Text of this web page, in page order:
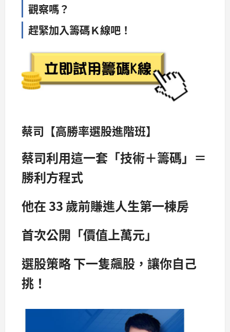
觀察嗎？
趕緊加入籌碼Ｋ線吧！
蔡司【高勝率選股進階班】
蔡司利用這一套「技術＋籌碼」＝
勝利方程式
他在 33 歲前賺進人生第一棟房
首次公開「價值上萬元」
選股策略 下一隻飆股，讓你自己
挑！